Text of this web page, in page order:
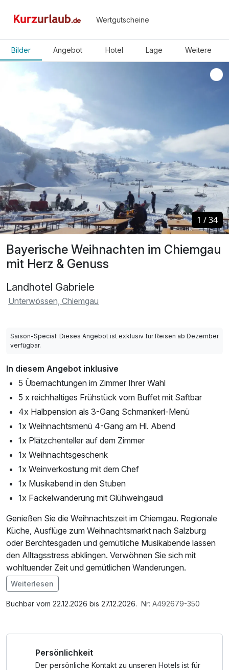
Wertgutscheine
Bilder Angebot Hotel Lage Weitere
Bayerische Weihnachten im Chiemgau
mit Herz & Genuss
Landhotel Gabriele
Unterwössen, Chiemgau
1 /34
1 /34
Saison-Special: Dieses Angebot ist exklusiv für Reisen ab Dezember
verfügbar.
In diesem Angebot inklusive
5 Übernachtungen im Zimmer Ihrer Wahl
5 x reichhaltiges Frühstück vom Buffet mit Saftbar
4x Halbpension als 3-Gang Schmankerl-Menü
1x Weihnachtsmenü 4-Gang am Hl. Abend
1x Plätzchenteller auf dem Zimmer
1x Weihnachtsgeschenk
1x Weinverkostung mit dem Chef
1x Musikabend in den Stuben
1x Fackelwanderung mit Glühweingaudi
Genießen Sie die Weihnachtszeit im Chiemgau. Regionale
Küche, Ausflüge zum Weihnachtsmarkt nach Salzburg
oder Berchtesgaden und gemütliche Musikabende lassen
den Alltagsstress abklingen. Verwöhnen Sie sich mit
wohltuender Zeit und gemütlichen Wanderungen.
Im Angebot enthalten
1 Flasche Mineralwasser, Parkplatz, Nutzung des
Weiterlesen
Buchbar vom 22.12.2026 bis 27.12.2026. Nr: A492679-350
Persönlichkeit
Der persönliche Kontakt zu unseren Hotels ist für